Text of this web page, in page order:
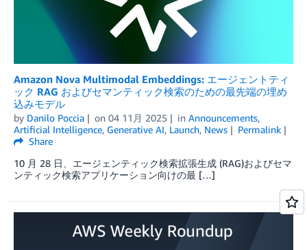
Amazon Nova Multimodal Embeddings: エージェントティ
ック RAG およびセマンティック検索のための最先端の埋め
込みモデル
by Danilo Poccia on 04 11月 2025 in Announcements,
Artificial Intelligence, Generative AI, Launch, News
Permalink
Share
10 月 28 日、エージェンティック検索拡張生成 (RAG)およびセマ
ンティック検索アプリケーション向けの最 […]